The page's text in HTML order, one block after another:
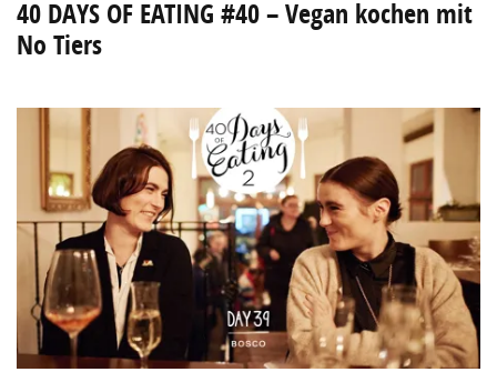
40 DAYS OF EATING #40 – Vegan kochen mit
No Tiers